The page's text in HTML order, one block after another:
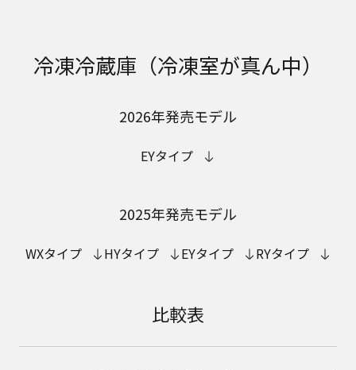
冷凍冷蔵庫（冷凍室が真ん中）
2026年発売モデル
EYタイプ
2025年発売モデル
WXタイプ HYタイプ EYタイプ RYタイプ
比較表